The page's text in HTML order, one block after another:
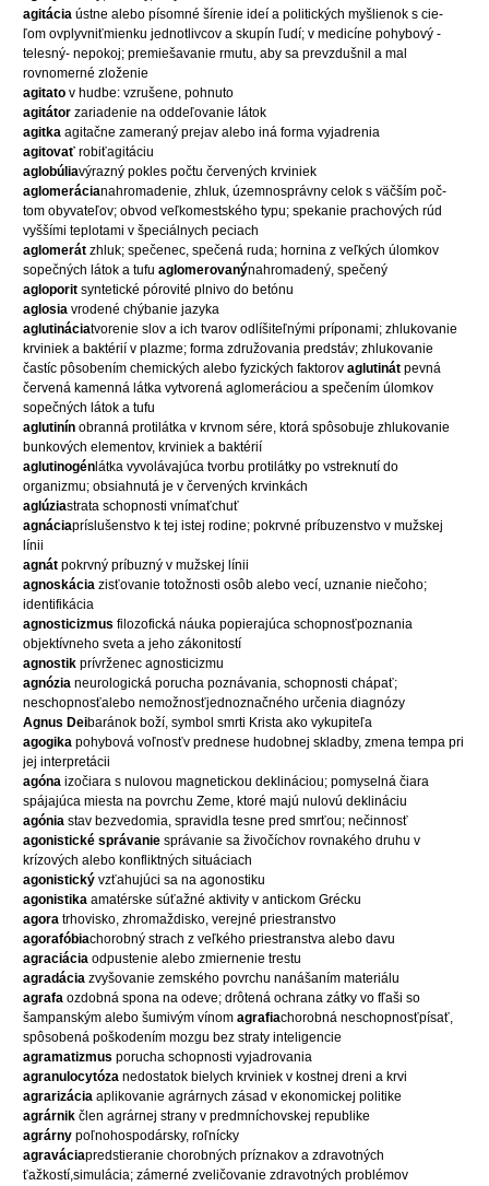
agitácia ústne alebo písomné šírenie ideí a politických myšlienok s cie-
ľom ovplyvniťmienku jednotlivcov a skupín ľudí; v medicíne pohybový -
telesný- nepokoj; premiešavanie rmutu, aby sa prevzdušnil a mal
rovnomerné zloženie
agitato v hudbe: vzrušene, pohnuto
agitátor zariadenie na oddeľovanie látok
agitka agitačne zameraný prejav alebo iná forma vyjadrenia
agitovať robiťagitáciu
aglobúliavýrazný pokles počtu červených krviniek
aglomerácianahromadenie, zhluk, územnosprávny celok s väčším poč-
tom obyvateľov; obvod veľkomestského typu; spekanie prachových rúd
vyššími teplotami v špeciálnych peciach
aglomerát zhluk; spečenec, spečená ruda; hornina z veľkých úlomkov
sopečných látok a tufu aglomerovanýnahromadený, spečený
agloporit syntetické pórovité plnivo do betónu
aglosia vrodené chýbanie jazyka
aglutináciatvorenie slov a ich tvarov odlíšiteľnými príponami; zhlukovanie
krviniek a baktérií v plazme; forma združovania predstáv; zhlukovanie
častíc pôsobením chemických alebo fyzických faktorov aglutinát pevná
červená kamenná látka vytvorená aglomeráciou a spečením úlomkov
sopečných látok a tufu
aglutinín obranná protilátka v krvnom sére, ktorá spôsobuje zhlukovanie
bunkových elementov, krviniek a baktérií
aglutinogén látka vyvolávajúca tvorbu protilátky po vstreknutí do
organizmu; obsiahnutá je v červených krvinkách
aglúziastrata schopnosti vnímaťchuť
agnáciapríslušenstvo k tej istej rodine; pokrvné príbuzenstvo v mužskej
línii
agnát pokrvný príbuzný v mužskej línii
agnoskácia zisťovanie totožnosti osôb alebo vecí, uznanie niečoho;
identifikácia
agnosticizmus filozofická náuka popierajúca schopnosťpoznania
objektívneho sveta a jeho zákonitostí
agnostik prívrženec agnosticizmu
agnózia neurologická porucha poznávania, schopnosti chápať;
neschopnosťalebo nemožnosťjednoznačného určenia diagnózy
Agnus Deibaránok boží, symbol smrti Krista ako vykupiteľa
agogika pohybová voľnosťv prednese hudobnej skladby, zmena tempa pri
jej interpretácii
agóna izočiara s nulovou magnetickou deklináciou; pomyselná čiara
spájajúca miesta na povrchu Zeme, ktoré majú nulovú deklináciu
agónia stav bezvedomia, spravidla tesne pred smrťou; nečinnosť
agonistické správanie správanie sa živočíchov rovnakého druhu v
krízových alebo konfliktných situáciach
agonistický vzťahujúci sa na agonostiku
agonistika amatérske súťažné aktivity v antickom Grécku
agora trhovisko, zhromaždisko, verejné priestranstvo
agorafóbiachorobný strach z veľkého priestranstva alebo davu
agraciácia odpustenie alebo zmiernenie trestu
agradácia zvyšovanie zemského povrchu nanášaním materiálu
agrafa ozdobná spona na odeve; drôtená ochrana zátky vo fľaši so
šampanským alebo šumivým vínom agrafiachorobná neschopnosťpísať,
spôsobená poškodením mozgu bez straty inteligencie
agramatizmus porucha schopnosti vyjadrovania
agranulocytóza nedostatok bielych krviniek v kostnej dreni a krvi
agrarizácia aplikovanie agrárnych zásad v ekonomickej politike
agrárnik člen agrárnej strany v predmníchovskej republike
agrárny poľnohospodársky, roľnícky
agraváciapredstieranie chorobných príznakov a zdravotných
ťažkostí,simulácia; zámerné zveličovanie zdravotných problémov